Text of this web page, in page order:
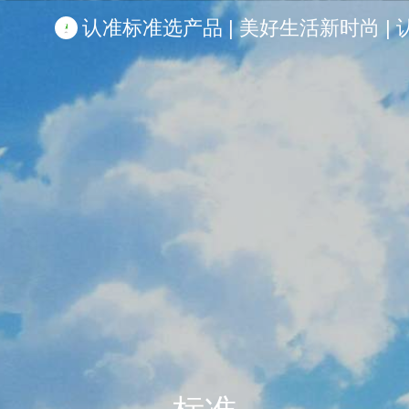
认准标准选产品 | 美好生活新时尚 |